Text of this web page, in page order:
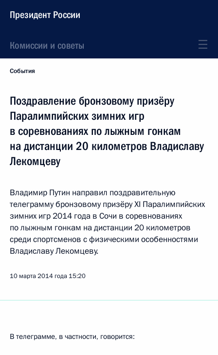
Президент России
Комиссии и советы
События
Поздравление бронзовому призёру
Паралимпийских зимних игр
в соревнованиях по лыжным гонкам
на дистанции 20 километров Владиславу
Лекомцеву
Владимир Путин направил поздравительную
телеграмму бронзовому призёру XI Паралимпийских
зимних игр 2014 года в Сочи в соревнованиях
по лыжным гонкам на дистанции 20 километров
среди спортсменов с физическими особенностями
Владиславу Лекомцеву.
10 марта 2014 года 15:20
В телеграмме, в частности, говорится: